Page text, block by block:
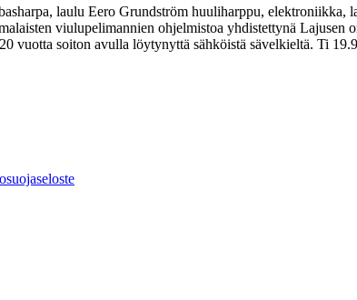
laulu Eero Grundström huuliharppu,
viulupelimannien ohjelmistoa yhdistettynä Lajusen
vuotta soiton avulla löytynyttä sähköistä sävelkieltä. Ti